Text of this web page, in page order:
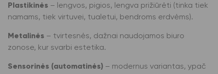
Plastikinės – lengvos, pigios, lengva prižiūrėti (tinka tiek
namams, tiek virtuvei, tualetui, bendroms erdvėms).
Metalinės – tvirtesnės, dažnai naudojamos biuro
zonose, kur svarbi estetika.
Sensorinės (automatinės) – modernus variantas, ypač